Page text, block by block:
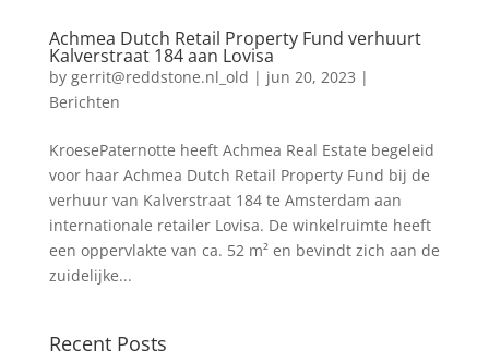
Achmea Dutch Retail Property Fund verhuurt
Kalverstraat 184 aan Lovisa
by gerrit@reddstone.nl_old | jun 20, 2023 |
Berichten
KroesePaternotte heeft Achmea Real Estate begeleid
voor haar Achmea Dutch Retail Property Fund bij de
verhuur van Kalverstraat 184 te Amsterdam aan
internationale retailer Lovisa. De winkelruimte heeft
een oppervlakte van ca. 52 m² en bevindt zich aan de
zuidelijke...
Recent Posts